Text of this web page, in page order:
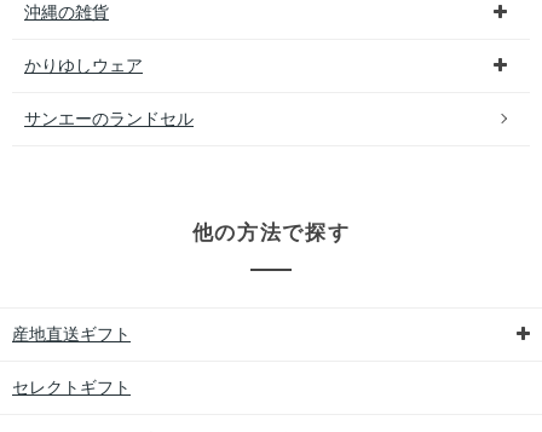
沖縄の雑貨
かりゆしウェア
サンエーのランドセル
他の方法で探す
産地直送ギフト
セレクトギフト